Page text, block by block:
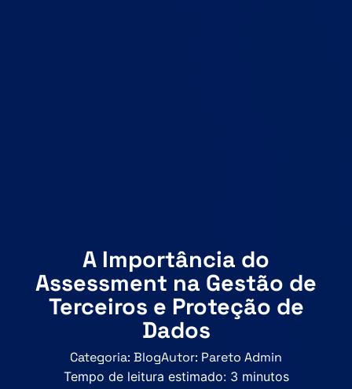
A Importância do
Assessment na Gestão de
Terceiros e Proteção de
Dados
Categoria: BlogAutor: Pareto Admin
Tempo de leitura estimado: 3 minutos